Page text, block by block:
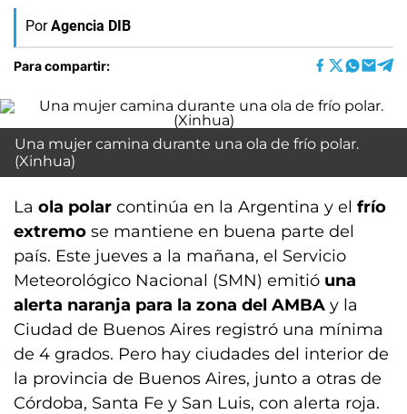
Por Agencia DIB
Para compartir:
Una mujer camina durante una ola de frío polar.
(Xinhua)
La ola polar continúa en la Argentina y el frío
extremo se mantiene en buena parte del
país. Este jueves a la mañana, el Servicio
Meteorológico Nacional (SMN) emitió una
alerta naranja para la zona del AMBA y la
Ciudad de Buenos Aires registró una mínima
de 4 grados. Pero hay ciudades del interior de
la provincia de Buenos Aires, junto a otras de
Córdoba, Santa Fe y San Luis, con alerta roja.